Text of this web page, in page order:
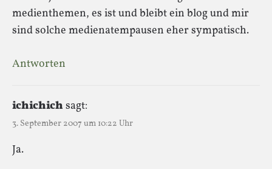
medienthemen, es ist und bleibt ein blog und mir
sind solche medienatempausen eher sympatisch.
Antworten
ichichich sagt:
3. September 2007 um 10:22 Uhr
Ja.